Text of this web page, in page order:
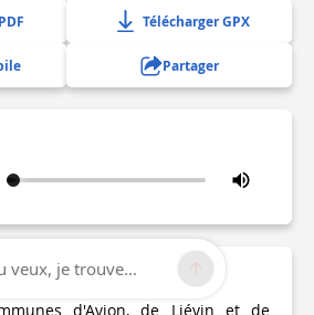
Télécharger GPX
Partager
d'Avion, de Liévin et de
veux, je trouve...